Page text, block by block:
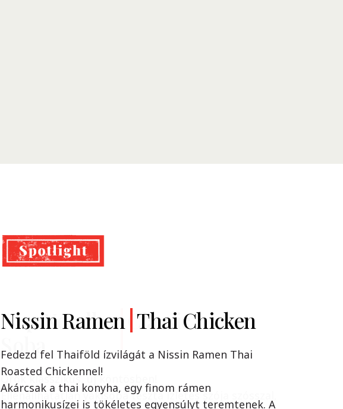
Cup Noodles
Soba
Classic
Örök klasszikus, új köntösben!
Ellenállhatatlan yakisoba tészta ízletes szója szósszal,
Nissin Ramen Thai Chicken
Fedezd fel Thaiföld ízvilágát a Nissin Ramen Thai
Roasted Chickennel!
Akárcsak a thai konyha, egy finom rámen
harmonikusízei is tökéletes egyensúlyt teremtenek. A